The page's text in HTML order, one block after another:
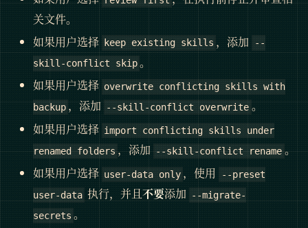
关文件。
如果用户选择
keep existing skills ，添加
--
skill-conflict skip。
如果用户选择 overwrite conflicting skills with
backup ，添加 --skill-conflict overwrite 。
如果用户选择 import conflicting skills under
renamed folders ，添加 --skill-conflict rename 。
如果用户选择 user-data only ，使用
--preset
user-data 执行，并且不要添加
--migrate-
secrets 。